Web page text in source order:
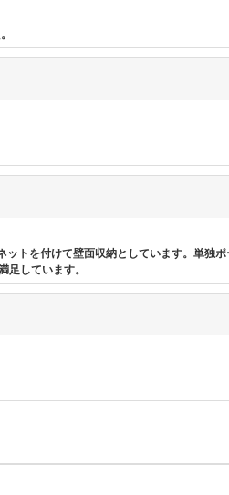
トを付けて壁面収納としています。単独
足しています。